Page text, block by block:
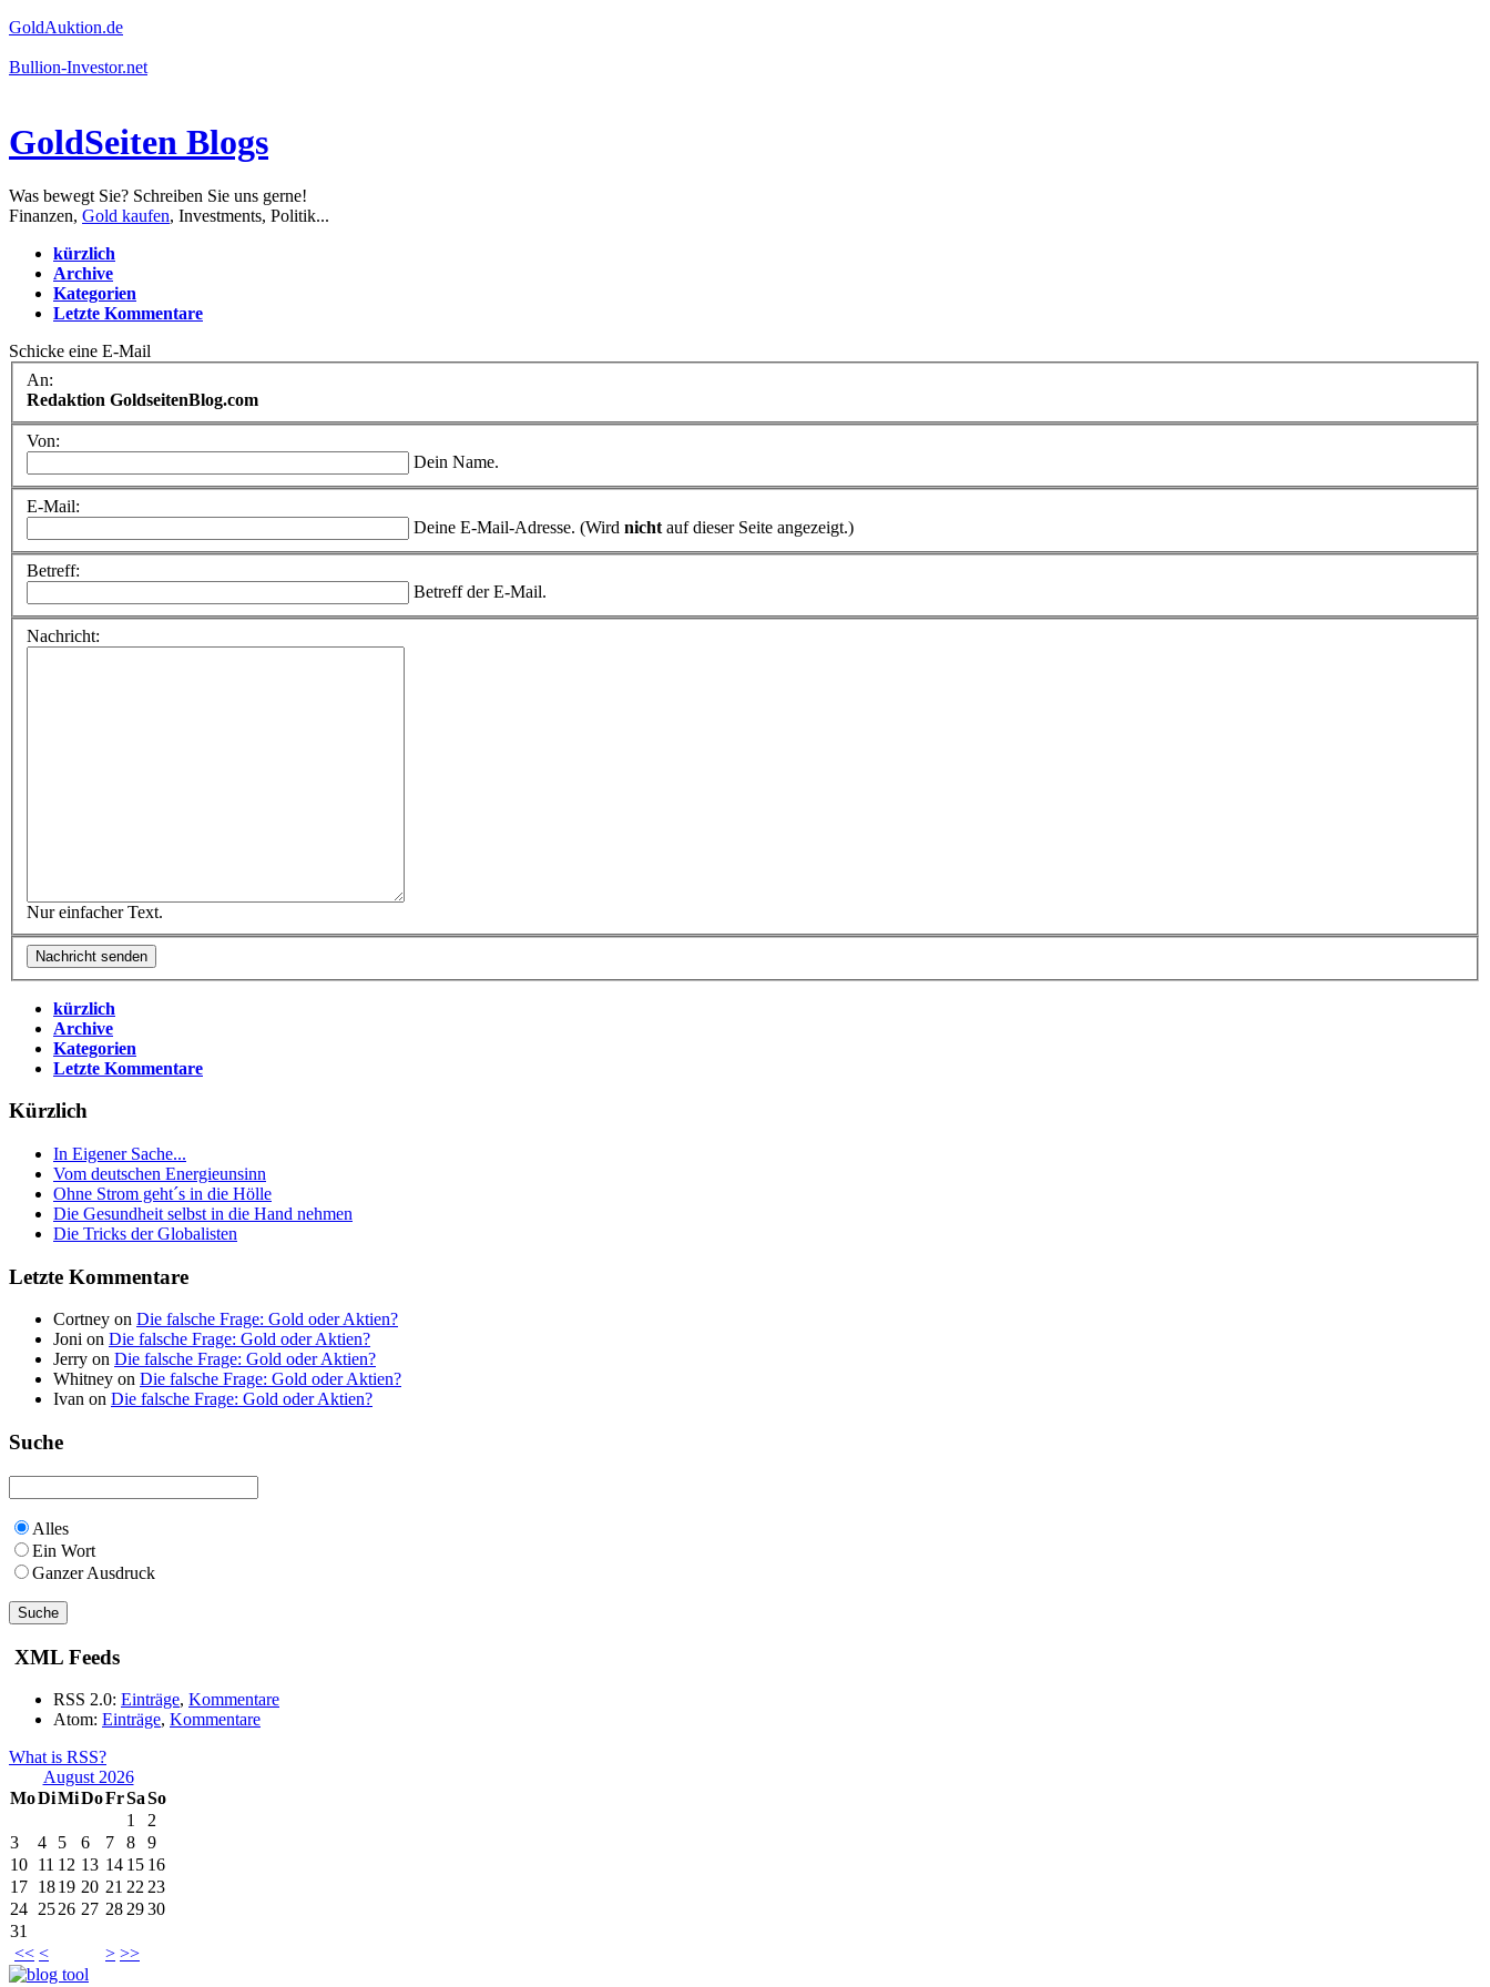
GoldAuktion.de
Bullion-Investor.net
GoldSeiten Blogs
Was bewegt Sie? Schreiben Sie uns gerne!
Finanzen, Gold kaufen, Investments, Politik...
kürzlich
Archive
Kategorien
Letzte Kommentare
Schicke eine E-Mail
An:
Redaktion GoldseitenBlog.com
Von:
Dein Name.
E-Mail:
Deine E-Mail-Adresse. (Wird nicht auf dieser Seite angezeigt.)
Betreff:
Betreff der E-Mail.
Nachricht:
Nur einfacher Text.
kürzlich
Archive
Kategorien
Letzte Kommentare
Kürzlich
In Eigener Sache...
Vom deutschen Energieunsinn
Ohne Strom geht´s in die Hölle
Die Gesundheit selbst in die Hand nehmen
Die Tricks der Globalisten
Letzte Kommentare
Cortney on Die falsche Frage: Gold oder Aktien?
Joni on Die falsche Frage: Gold oder Aktien?
Jerry on Die falsche Frage: Gold oder Aktien?
Whitney on Die falsche Frage: Gold oder Aktien?
Ivan on Die falsche Frage: Gold oder Aktien?
Suche
Alles
Ein Wort
Ganzer Ausdruck
XML Feeds
RSS 2.0: Einträge, Kommentare
Atom: Einträge, Kommentare
What is RSS?
August 2026
MoDiMiDoFrSaSo
<< < > >>
1
2
3
4 5 6 7 8
9
10 11 12 13 14 15 16
17 1819 20 21 22 23
24 2526 27 28 2930
31